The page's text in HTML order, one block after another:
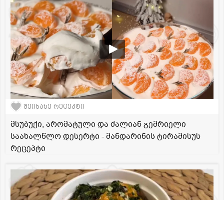
შეინახე რეცეპტი
მსუბუქი, არომატული და ძალიან გემრიელი
საახალწლო დესერტი - მანდარინის ტირამისუს
რეცეპტი